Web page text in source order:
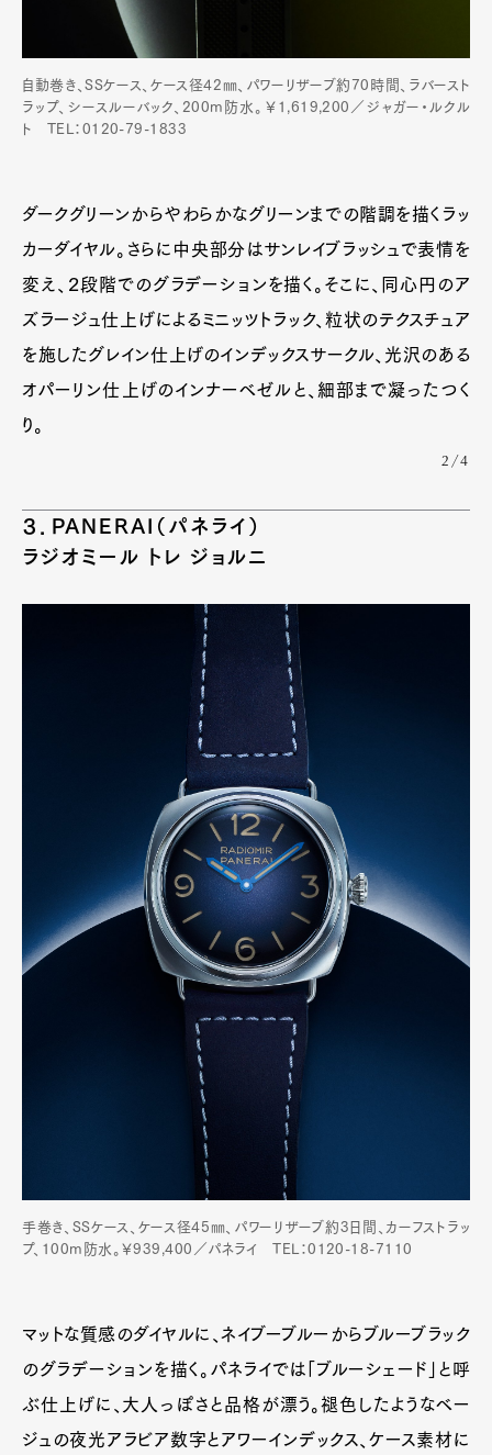
自動巻き、SSケース、ケース径42㎜、パワーリザーブ約70時間、ラバースト
ラップ、シースルーバック、200m防水。￥1,619,200／ジャガー・ルクル
ト TEL：0120-79-1833
ダークグリーンからやわらかなグリーンまでの階調を描くラッ
カーダイヤル。さらに中央部分はサンレイブラッシュで表情を
変え、２段階でのグラデーションを描く。そこに、同心円のア
ズラージュ仕上げによるミニッツトラック、粒状のテクスチュア
を施したグレイン仕上げのインデックスサークル、光沢のある
オパーリン仕上げのインナーベゼルと、細部まで凝ったつく
り。
2/4
３．PANERAI（パネライ）
ラジオミール トレ ジョルニ
手巻き、SSケース、ケース径45㎜、パワーリザーブ約3日間、カーフストラッ
プ、100m防水。￥939,400／パネライ TEL：0120-18-7110
マットな質感のダイヤルに、ネイブーブルーからブルーブラック
のグラデーションを描く。パネライでは「ブルーシェード」と呼
ぶ仕上げに、大人っぽさと品格が漂う。褪色したようなベー
ジュの夜光アラビア数字とアワーインデックス、ケース素材に